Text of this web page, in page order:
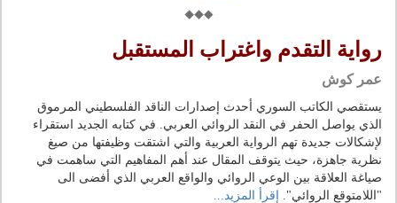
رواية التقدم واغتراب المستقبل
عمر كوش
يستقصي الكاتب السوري أحدث إصدارات الناقد الفلسطيني المرموق
الذي يواصل الحفر في النقد الروائي العربي. في كتابه الجديد استقراء
لإشكالات جديدة تهم الرواية العربية والتي اشتقت وظيفتها من صيغ
نظرية جاهزة، حيث يتوقف المقال عند أهم المفاهيم التي ساهمت في
صياغة العلاقة بين الوعي الروائي والواقع العربي الذي أفضى الى
"اللامتوقع الروائي".
إقرأ المزيد...